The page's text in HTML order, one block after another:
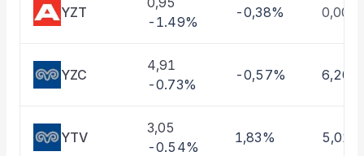
YZT
-1.49%
-0,38% 0,00%
YZC
4,91
-0.73%
-0,57% 6,20%
YTV
3,05
-0.54%
1,83% 5,01%